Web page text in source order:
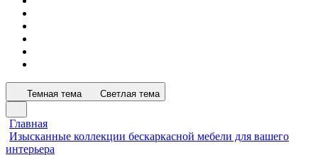
Темная тема Светлая тема
Главная
Изысканные коллекции бескаркасной мебели для вашего
интерьера